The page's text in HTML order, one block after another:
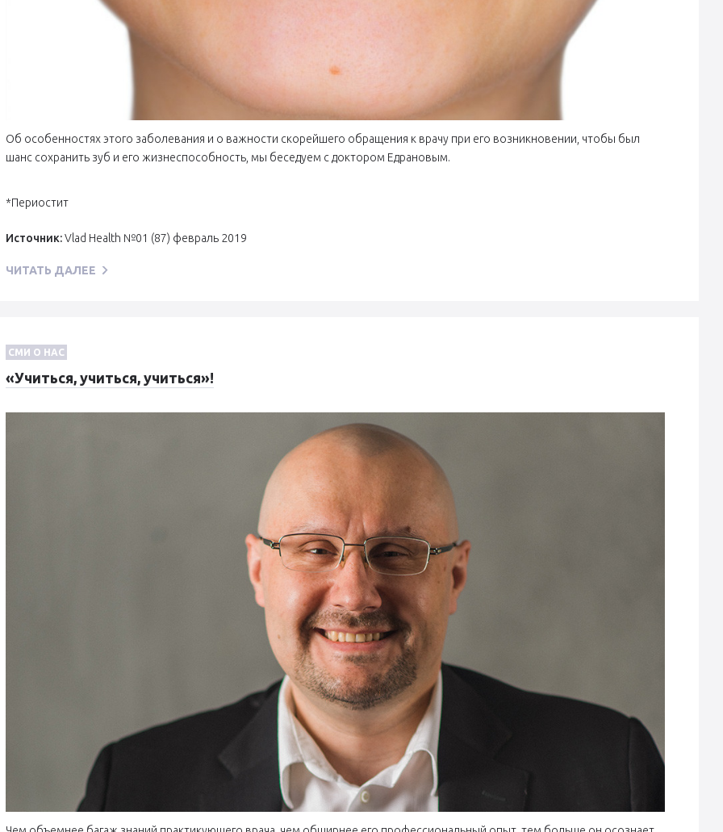
Об особенностях этого заболевания и о важности скорейшего обращения к врачу при его возникновении, чтобы был
шанс сохранить зуб и его жизнеспособность, мы беседуем с доктором Едрановым.
*Периостит
Источник:Vlad Health №01 (87) февраль 2019
ЧИТАТЬ ДАЛЕЕ
СМИ О НАС
«Учиться, учиться, учиться»!